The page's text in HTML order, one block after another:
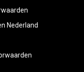
Nederland